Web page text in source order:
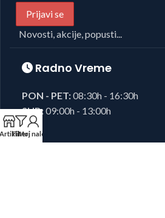
Novosti, akcije, popusti...
Radno Vreme
PON - PET:08:30h - 16:30h
SUB:09:00h - 13:00h
ArtikliFilteri
Moj nalog